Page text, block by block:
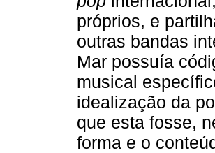
próprios, e
outras bandas
Mar possuía
musical
idealização da
que esta fosse,
forma e o